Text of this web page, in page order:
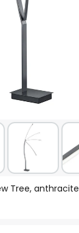
Tree, anthracite